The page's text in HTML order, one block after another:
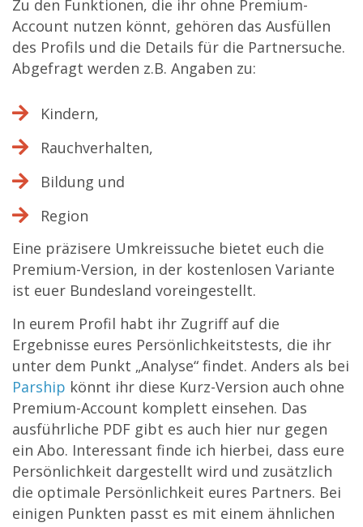
Zu den Funktionen, die ihr ohne Premium-
Account nutzen könnt, gehören das Ausfüllen
des Profils und die Details für die Partnersuche.
Abgefragt werden z.B. Angaben zu:
Kindern,
Rauchverhalten,
Bildung und
Region
Eine präzisere Umkreissuche bietet euch die
Premium-Version, in der kostenlosen Variante
ist euer Bundesland voreingestellt.
In eurem Profil habt ihr Zugriff auf die
Ergebnisse eures Persönlichkeitstests, die ihr
unter dem Punkt „Analyse“ findet. Anders als bei
Parship könnt ihr diese Kurz-Version auch ohne
Premium-Account komplett einsehen. Das
ausführliche PDF gibt es auch hier nur gegen
ein Abo. Interessant finde ich hierbei, dass eure
Persönlichkeit dargestellt wird und zusätzlich
die optimale Persönlichkeit eures Partners. Bei
einigen Punkten passt es mit einem ähnlichen